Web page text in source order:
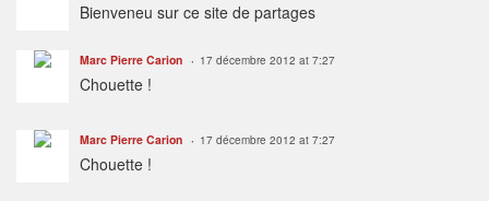
Bienveneu sur ce site de partages
Marc Pierre Carion 17 décembre 2012 at 7:27
Chouette !
Marc Pierre Carion 17 décembre 2012 at 7:27
Chouette !